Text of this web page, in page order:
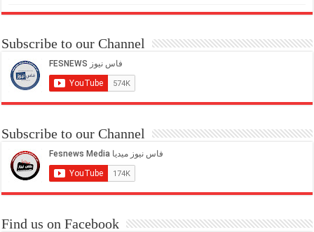
Subscribe to our Channel
Subscribe to our Channel
Find us on Facebook